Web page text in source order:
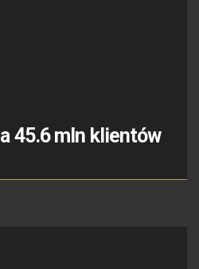
45.6 mln klientów